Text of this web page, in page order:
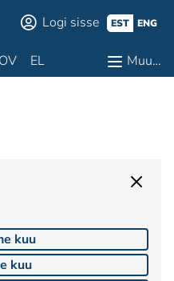
Logi sisse EST ENG
EL Muu…
kuu
kuu